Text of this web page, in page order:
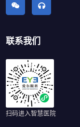
联系我们
扫码进入智慧医院